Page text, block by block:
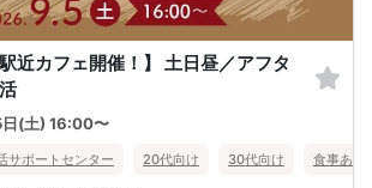
近カフェ開催！】 土日昼／アフタ
(土) 16:00〜
サポートセンター 20代向け 30代向け 食事あり